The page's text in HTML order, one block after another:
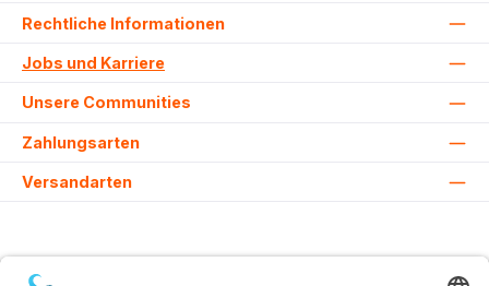
Rechtliche Informationen
Jobs und Karriere
Unsere Communities
Zahlungsarten
Versandarten
Alle Preise inkl. gesetzl. Mehrwertsteuer zzgl. und ggf.